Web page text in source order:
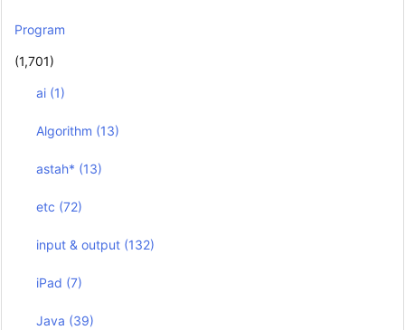
Program
(1,701)
ai (1)
Algorithm (13)
astah* (13)
etc (72)
input & output (132)
iPad (7)
Java (39)